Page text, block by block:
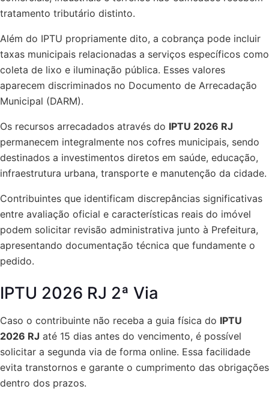
tratamento tributário distinto.
Além do IPTU propriamente dito, a cobrança pode incluir
taxas municipais relacionadas a serviços específicos como
coleta de lixo e iluminação pública. Esses valores
aparecem discriminados no Documento de Arrecadação
Municipal (DARM).
Os recursos arrecadados através do IPTU 2026 RJ
permanecem integralmente nos cofres municipais, sendo
destinados a investimentos diretos em saúde, educação,
infraestrutura urbana, transporte e manutenção da cidade.
Contribuintes que identificam discrepâncias significativas
entre avaliação oficial e características reais do imóvel
podem solicitar revisão administrativa junto à Prefeitura,
apresentando documentação técnica que fundamente o
pedido.
IPTU 2026 RJ 2ª Via
Caso o contribuinte não receba a guia física do IPTU
2026 RJ até 15 dias antes do vencimento, é possível
solicitar a segunda via de forma online. Essa facilidade
evita transtornos e garante o cumprimento das obrigações
dentro dos prazos.